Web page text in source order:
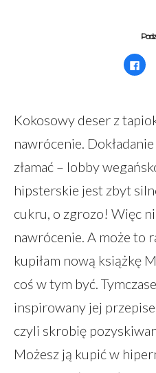
aby
Kokosowy deser z
nawrócenie.
złamać – lobby
hipsterskie jest zbyt
cukru, o zgrozo! Więc
nawrócenie. A może to
kupiłam nową książkę
coś w tym być.
inspirowany jej
czyli skrobię
Możesz ją kupić w